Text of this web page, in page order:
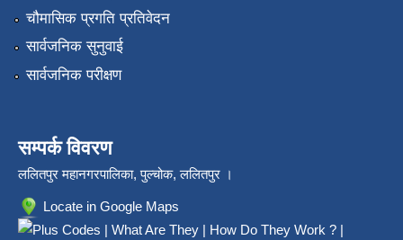
चौमासिक प्रगति प्रतिवेदन
सार्वजनिक सुनुवाई
सार्वजनिक परीक्षण
सम्पर्क विवरण
ललितपुर महानगरपालिका, पुल्चोक, ललितपुर ।
Locate in Google Maps